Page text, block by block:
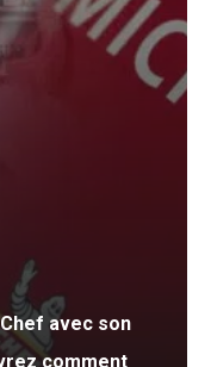
avec son
comment